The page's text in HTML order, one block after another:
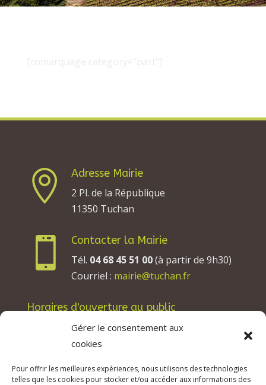
Gérer le consentement aux
cookies
Pour offrir les meilleures expériences, nous utilisons des technologies
telles que les cookies pour stocker et/ou accéder aux informations des

Adresse Mairie
2 Pl. de la République
11350 Tuchan

Contacter la Mairie
Tél. 04 68 45 51 00(à partir de 9h30)
Courriel : mairie@tuchan.fr
Horaires d'ouverture au public
Les lundis, mardis et jeudis : de 8h à 12h et de
13h30 à 17h30.
Les vendredis : de 8h à 12h.